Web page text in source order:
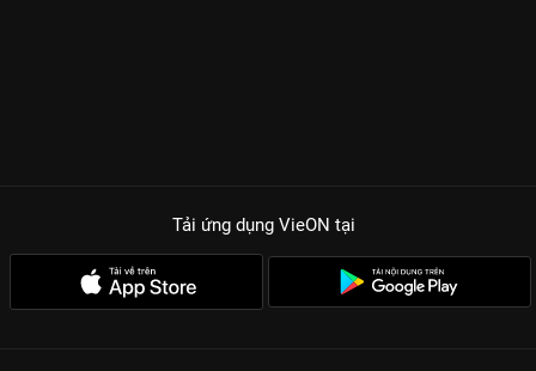
Tải ứng dụng VieON tại